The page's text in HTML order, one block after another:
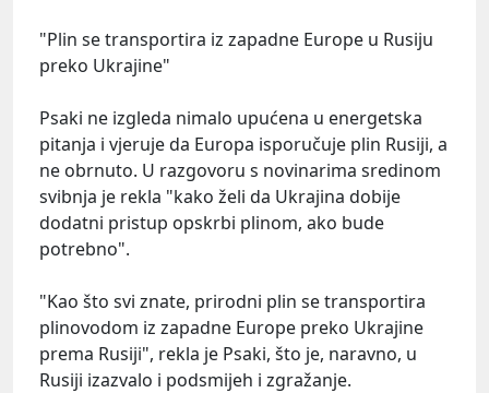
"Plin se transportira iz zapadne Europe u Rusiju
preko Ukrajine"
Psaki ne izgleda nimalo upućena u energetska
pitanja i vjeruje da Europa isporučuje plin Rusiji, a
ne obrnuto. U razgovoru s novinarima sredinom
svibnja je rekla "kako želi da Ukrajina dobije
dodatni pristup opskrbi plinom, ako bude
potrebno".
"Kao što svi znate, prirodni plin se transportira
plinovodom iz zapadne Europe preko Ukrajine
prema Rusiji", rekla je Psaki, što je, naravno, u
Rusiji izazvalo i podsmijeh i zgražanje.